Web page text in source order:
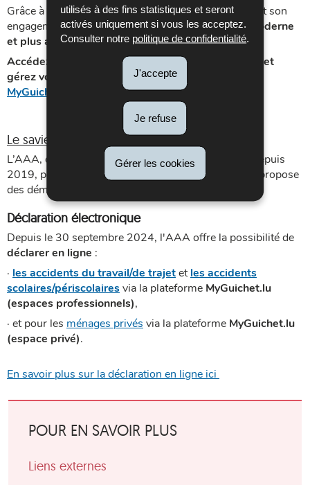
utilisés à des fins statistiques et seront
activés uniquement si vous les acceptez.
Consulter notre politique de confidentialité.
J'accepte
Je refuse
Gérer les cookies
Grâce à ces nouvelles fonctionnalités, l’AAA poursuit son
engagement en faveur d’uneadministration plus moderne
et plus accessible, au service de ses assurés.
Accédez à vos données, simplifiez vos démarches et
gérez vos informations AAA en toute sécurité sur
MyGuichet.lu
Le saviez-vous ?
L’AAA, qui détient la certification ISO 9001:2015 depuis
2019, poursuit la digitalisation de ses processus et propose
des démarches simplifiées pour les assurés.
Déclaration électronique
Depuis le 30 septembre 2024, l'AAA offre la possibilité de
déclarer en ligne :
· les accidents du travail/de trajetetles accidents
scolaires/périscolairesvia la plateforme MyGuichet.lu
(espaces professionnels),
· et pour les ménages privés via la plateforme MyGuichet.lu
(espace privé).
En savoir plus sur la déclaration en ligne ici
POUR EN SAVOIR PLUS
Liens externes